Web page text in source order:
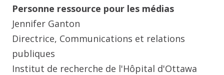
Personne ressource pour les médias
Jennifer Ganton
Directrice, Communications et relations
publiques
Institut de recherche de l'Hôpital d'Ottawa